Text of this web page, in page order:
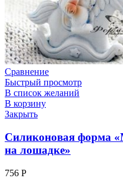
Сравнение
Быстрый просмотр
В список желаний
В корзину
Закрыть
Силиконовая форма
на лошадке»
756 Р